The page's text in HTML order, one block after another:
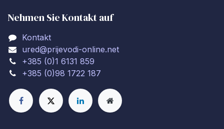
Nehmen Sie Kontakt auf
Kontakt
ured@prijevodi-online.net
+385 (0)1 6131 859
+385 (0)98 1722 187